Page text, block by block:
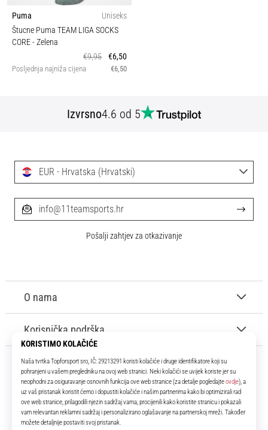
Puma
Uniseks
Štucne Puma TEAM LIGA SOCKS
CORE- Zelena
€9,95
€6,50
Posljednja najniža cijena €6,50
Izvrsno4.6 od 5
11teamsports.hr
Tvoj smo pouzdani suigrač već više od 16 godina! Cijelo to vrijeme
donosimo ti najbolje i najnovije proizvode iz svijeta nogometa.
O nama
Korisnička podrška
EUR - Hrvatska (Hrvatski)
info@11teamsports.hr
Pošalji zahtjev za otkazivanje